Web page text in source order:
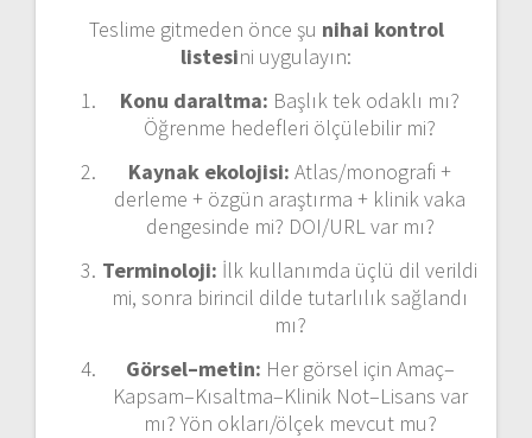
Teslime gitmeden önce şu nihai kontrol
listesini uygulayın:
Konu daraltma: Başlık tek odaklı mı?
Öğrenme hedefleri ölçülebilir mi?
Kaynak ekolojisi: Atlas/monografi +
derleme + özgün araştırma + klinik vaka
dengesinde mi? DOI/URL var mı?
Terminoloji: İlk kullanımda üçlü dil verildi
mi, sonra birincil dilde tutarlılık sağlandı
mı?
Görsel–metin: Her görsel için Amaç–
Kapsam–Kısaltma–Klinik Not–Lisans var
mı? Yön okları/ölçek mevcut mu?